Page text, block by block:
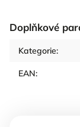
Doplňkové
Kategorie:
EAN: